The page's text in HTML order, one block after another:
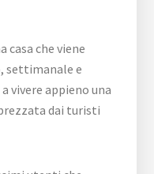
casa che viene
settimanale e
vivere appieno una
dai turisti